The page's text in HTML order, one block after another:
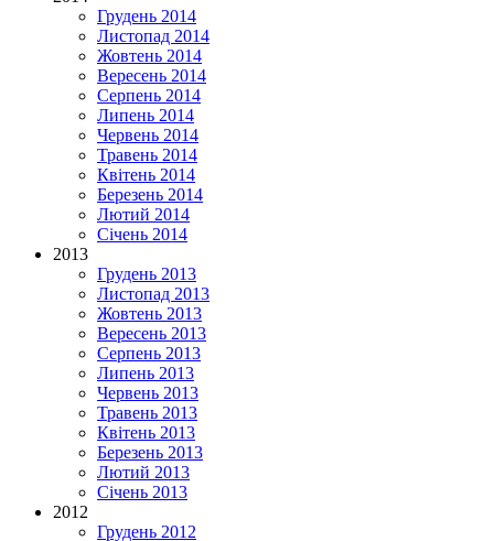
Грудень 2014
Листопад 2014
Жовтень 2014
Вересень 2014
Серпень 2014
Липень 2014
Червень 2014
Травень 2014
Квітень 2014
Березень 2014
Лютий 2014
Січень 2014
2013
Грудень 2013
Листопад 2013
Жовтень 2013
Вересень 2013
Серпень 2013
Липень 2013
Червень 2013
Травень 2013
Квітень 2013
Березень 2013
Лютий 2013
Січень 2013
2012
Грудень 2012